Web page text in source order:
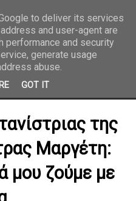
NET
της
Μαργέτη:
μου ζούμε με
to deliver its services
and user-agent are
performance and security
generate usage
abuse.
GOT IT